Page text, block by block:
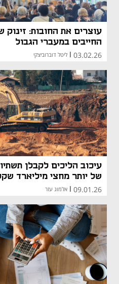
החייבים במעברי הגבול
03.02.26 ליטל דוברוביצקי
עיכוב הליכים לקבלן
של יותר מחצי מיליארד
09.01.26 אלמוג עזר